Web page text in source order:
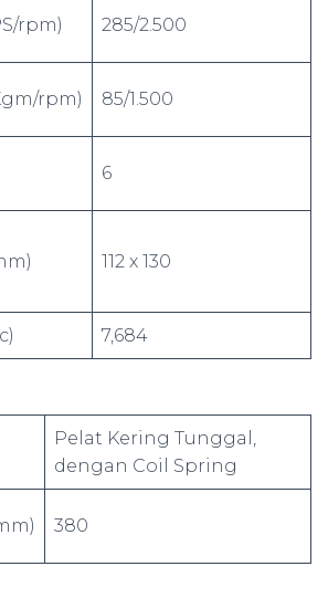
rpm) 285/2.500
rpm) 85/1.500
6
112 x 130
7,684
Pelat Kering Tunggal,
dengan Coil Spring
380